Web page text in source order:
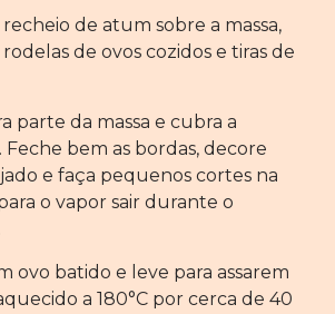
de atum sobre a massa,
de ovos cozidos e tiras de
parte da massa e cubra a
Feche bem as bordas, decore
e faça pequenos cortes na
o vapor sair durante o
ovo batido e leve para assarem
a 180°C por cerca de 40